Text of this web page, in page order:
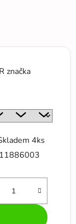
značka
4ks
11886003